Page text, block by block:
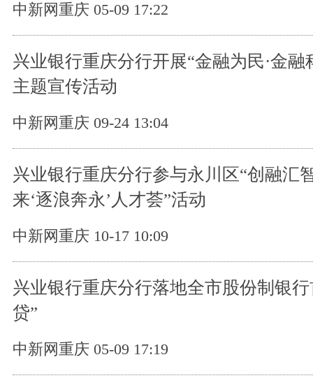
中新网重庆 05-09 17:22
兴业银行重庆分行开展“金融为民·金融
主题宣传活动
中新网重庆 09-24 13:04
兴业银行重庆分行参与永川区“创融汇
来‘逐浪奔永’人才荟”活动
中新网重庆 10-17 10:09
兴业银行重庆分行落地全市股份制银
贷”
中新网重庆 05-09 17:19